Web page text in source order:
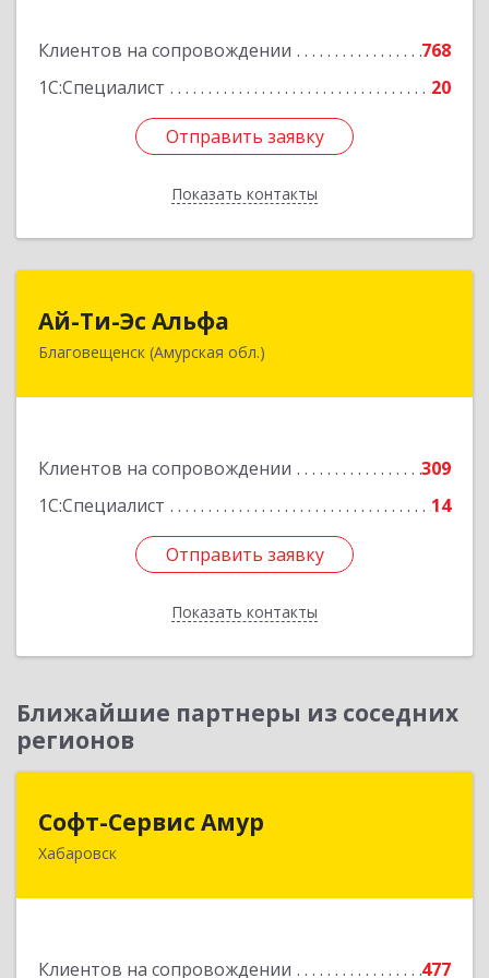
Клиентов на сопровождении
768
1С:Специалист
20
Отправить заявку
Показать контакты
Отправить заявку
Назад
Ай-Ти-Эс Альфа
Благовещенск (Амурская обл.)
Клиентов на сопровождении
309
1С:Специалист
14
Отправить заявку
Показать контакты
675000, Амурская обл, Благовещенск г, Зейская
Отправить заявку
Назад
Ближайшие партнеры из соседних
регионов
Софт-Сервис Амур
Хабаровск
Клиентов на сопровождении 477
680000, Хабаровский край, Хабаровск г,